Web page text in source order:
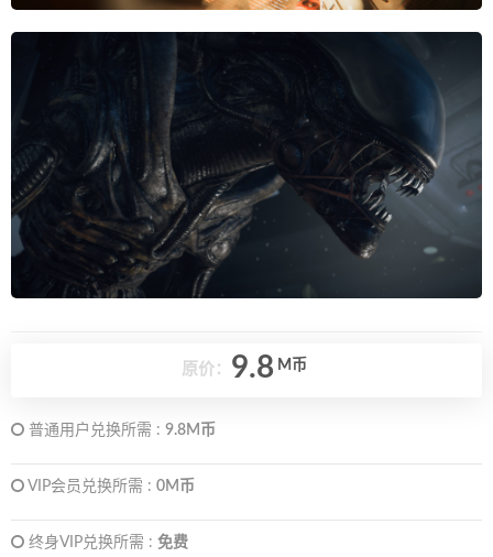
原价： 9.8 M币
普通用户兑换所需 : 9.8M币
VIP会员兑换所需 : 0M币
终身VIP兑换所需 : 免费